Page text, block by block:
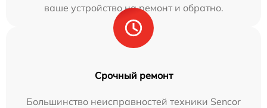
ваше устройство на ремонт и обратно.
Срочный ремонт
Большинство неисправностей техники Sencor